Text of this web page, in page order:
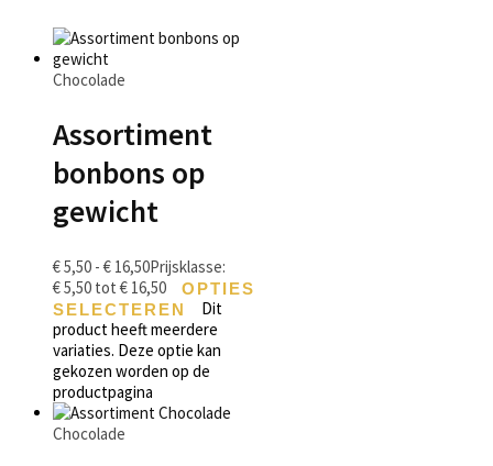
Chocolade
Assortiment
bonbons op
gewicht
€5,50 - € 16,50Prijsklasse:
€ 5,50 tot € 16,50
OPTIES
SELECTEREN
Dit
product heeft meerdere
variaties. Deze optie kan
gekozen worden op de
productpagina
Chocolade